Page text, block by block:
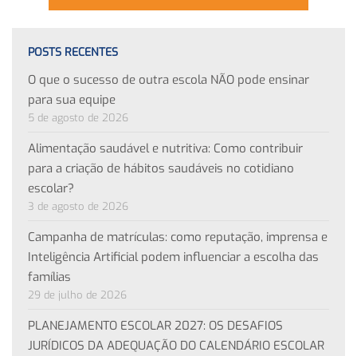
POSTS RECENTES
O que o sucesso de outra escola NÃO pode ensinar
para sua equipe
5 de agosto de 2026
Alimentação saudável e nutritiva: Como contribuir
para a criação de hábitos saudáveis no cotidiano
escolar?
3 de agosto de 2026
Campanha de matrículas: como reputação, imprensa e
Inteligência Artificial podem influenciar a escolha das
famílias
29 de julho de 2026
PLANEJAMENTO ESCOLAR 2027: OS DESAFIOS
JURÍDICOS DA ADEQUAÇÃO DO CALENDÁRIO ESCOLAR